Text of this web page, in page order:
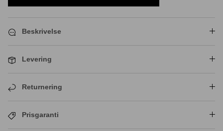
Crease protectors
Beskrivelse
Levering
Returnering
Prisgaranti